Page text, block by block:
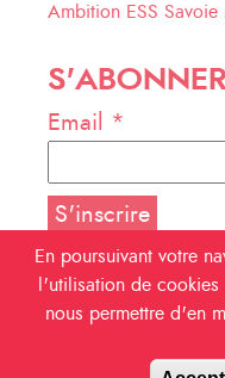
Ambition ESS Savoie
S'ABONNER
Email *
NOUS
En poursuivant votre
l'utilisation de
nous permettre d'en